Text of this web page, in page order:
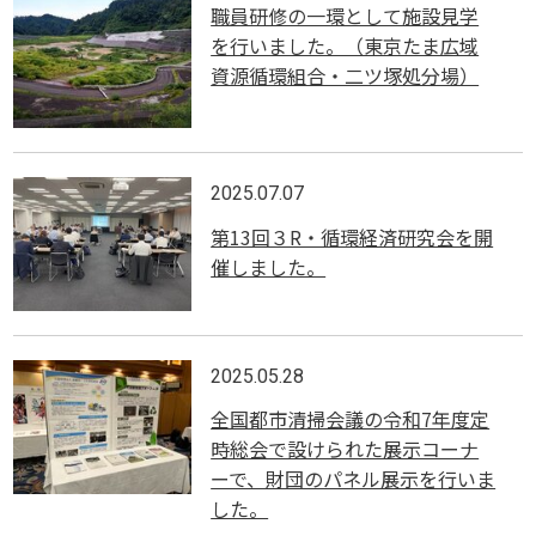
職員研修の一環として施設見学
を行いました。（東京たま広域
資源循環組合・二ツ塚処分場）
2025.07.07
第13回３R・循環経済研究会を開
催しました。
2025.05.28
全国都市清掃会議の令和7年度定
時総会で設けられた展示コーナ
ーで、財団のパネル展示を行いま
した。